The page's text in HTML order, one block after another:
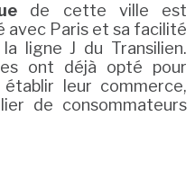
de cette ville est
avec Paris et sa facilité
ligne J du Transilien.
ont déjà opté pour
leur commerce,
de consommateurs